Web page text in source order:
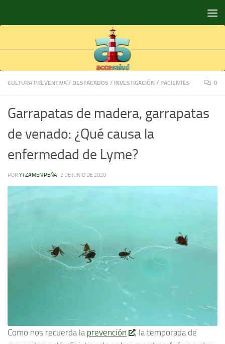
CULTURA PREVENTIVA / DESTACADOS / INVESTIGACIÓN / PACIENTES 0
Garrapatas de madera, garrapatas
de venado: ¿Qué causa la
enfermedad de Lyme?
POR YTZAMEN PEÑA · 2 DE JUNIO DE 2020
Como nos recuerda la prevención
, la temporada de